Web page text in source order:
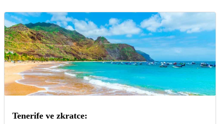
Tenerife ve zkratce: